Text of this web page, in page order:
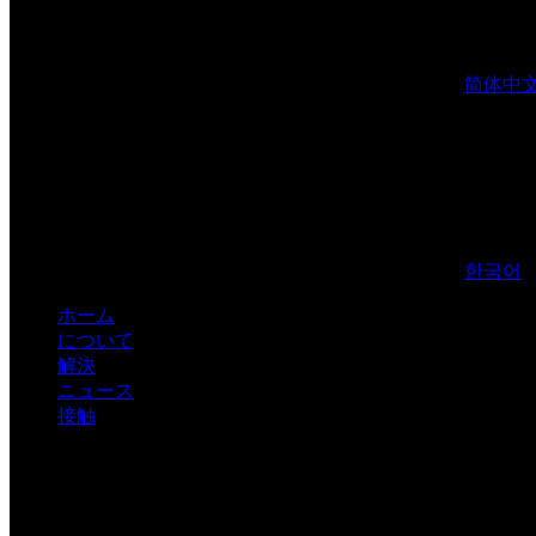
简体中
한국어
ホーム
について
解決
ニュース
接触